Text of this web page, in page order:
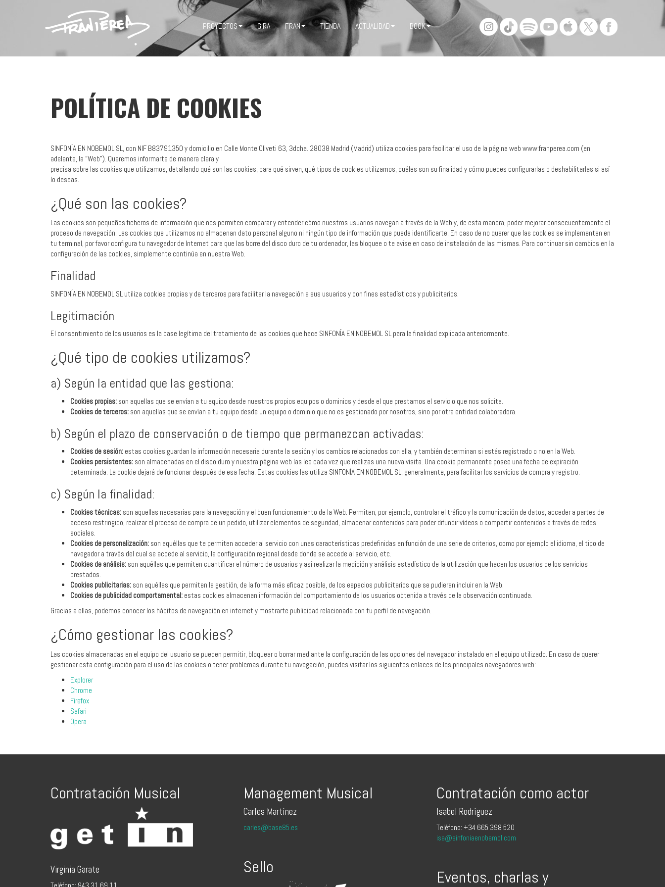
PROYECTOS GIRA FRAN TIENDA ACTUALIDAD BOOK
POLÍTICA DE COOKIES
SINFONÍA EN NOBEMOL SL, con NIF B83791350 y domicilio en Calle Monte Oliveti 63, 3dcha. 28038 Madrid (Madrid) utiliza cookies para facilitar el uso de la página web www.franperea.com (en
adelante, la “Web”). Queremos informarte de manera clara y
precisa sobre las cookies que utilizamos, detallando qué son las cookies, para qué sirven, qué tipos de cookies utilizamos, cuáles son su finalidad y cómo puedes configurarlas o deshabilitarlas si así
lo deseas.
¿Qué son las cookies?
Las cookies son pequeños ficheros de información que nos permiten comparar y entender cómo nuestros usuarios navegan a través de la Web y, de esta manera, poder mejorar consecuentemente el
proceso de navegación. Las cookies que utilizamos no almacenan dato personal alguno ni ningún tipo de información que pueda identificarte. En caso de no querer que las cookies se implementen en
tu terminal, por favor configura tu navegador de Internet para que las borre del disco duro de tu ordenador, las bloquee o te avise en caso de instalación de las mismas. Para continuar sin cambios en la
configuración de las cookies, simplemente continúa en nuestra Web.
Finalidad
SINFONÍA EN NOBEMOL SL utiliza cookies propias y de terceros para facilitar la navegación a sus usuarios y con fines estadísticos y publicitarios.
Legitimación
El consentimiento de los usuarios es la base legítima del tratamiento de las cookies que hace SINFONÍA EN NOBEMOL SL para la finalidad explicada anteriormente.
¿Qué tipo de cookies utilizamos?
a) Según la entidad que las gestiona:
Cookies propias: son aquellas que se envían a tu equipo desde nuestros propios equipos o dominios y desde el que prestamos el servicio que nos solicita.
Cookies de terceros: son aquellas que se envían a tu equipo desde un equipo o dominio que no es gestionado por nosotros, sino por otra entidad colaboradora.
b) Según el plazo de conservación o de tiempo que permanezcan activadas:
Cookies de sesión: estas cookies guardan la información necesaria durante la sesión y los cambios relacionados con ella, y también determinan si estás registrado o no en la Web.
Cookies persistentes: son almacenadas en el disco duro y nuestra página web las lee cada vez que realizas una nueva visita. Una cookie permanente posee una fecha de expiración
determinada. La cookie dejará de funcionar después de esa fecha. Estas cookies las utiliza SINFONÍA EN NOBEMOL SL, generalmente, para facilitar los servicios de compra y registro.
c) Según la finalidad:
Cookies técnicas: son aquellas necesarias para la navegación y el buen funcionamiento de la Web. Permiten, por ejemplo, controlar el tráfico y la comunicación de datos, acceder a partes de
acceso restringido, realizar el proceso de compra de un pedido, utilizar elementos de seguridad, almacenar contenidos para poder difundir vídeos o compartir contenidos a través de redes
sociales.
Cookies de personalización: son aquéllas que te permiten acceder al servicio con unas características predefinidas en función de una serie de criterios, como por ejemplo el idioma, el tipo de
navegador a través del cual se accede al servicio, la configuración regional desde donde se accede al servicio, etc.
Cookies de análisis: son aquéllas que permiten cuantificar el número de usuarios y así realizar la medición y análisis estadístico de la utilización que hacen los usuarios de los servicios
prestados.
Cookies publicitarias: son aquéllas que permiten la gestión, de la forma más eficaz posible, de los espacios publicitarios que se pudieran incluir en la Web.
Cookies de publicidad comportamental: estas cookies almacenan información del comportamiento de los usuarios obtenida a través de la observación continuada.
Gracias a ellas, podemos conocer los hábitos de navegación en internet y mostrarte publicidad relacionada con tu perfil de navegación.
¿Cómo gestionar las cookies?
Las cookies almacenadas en el equipo del usuario se pueden permitir, bloquear o borrar mediante la configuración de las opciones del navegador instalado en el equipo utilizado. En caso de querer
gestionar esta configuración para el uso de las cookies o tener problemas durante tu navegación, puedes visitar los siguientes enlaces de los principales navegadores web:
Explorer
Chrome
Firefox
Safari
Opera
Contratación Musical
Virginia Garate
Teléfono: 943 31 69 11
Management Musical
Carles Martínez
carles@base85.es
Sello
Contratación como actor
Isabel Rodríguez
Teléfono: +34 665 398 520
isa@sinfoniaenobemol.com
Eventos, charlas y